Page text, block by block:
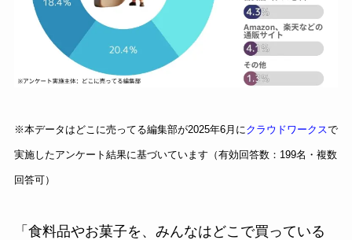
※本データはどこに売ってる編集部が2025年6月にクラウドワークスで
実施したアンケート結果に基づいています（有効回答数：199名・複数
回答可）
「食料品やお菓子を、みんなはどこで買っている